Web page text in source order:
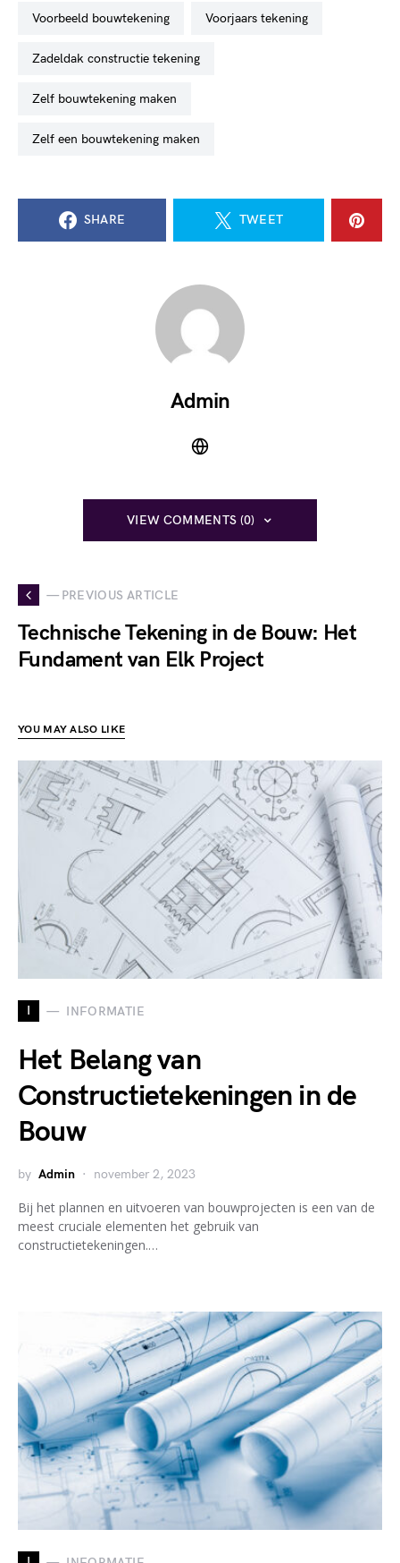
voorbeeld bouwtekening voorjaars tekening
zadeldak constructie tekening
zelf bouwtekening maken
zelf een bouwtekening maken
SHARE TWEET
Admin
VIEW COMMENTS (0)
— PREVIOUS ARTICLE
Technische Tekening in de Bouw: Het
Fundament van Elk Project
YOU MAY ALSO LIKE
I INFORMATIE
Het Belang van
Constructietekeningen in de
Bouw
by Admin november 2, 2023
Bij het plannen en uitvoeren van bouwprojecten is een van de
meest cruciale elementen het gebruik van
constructietekeningen.…